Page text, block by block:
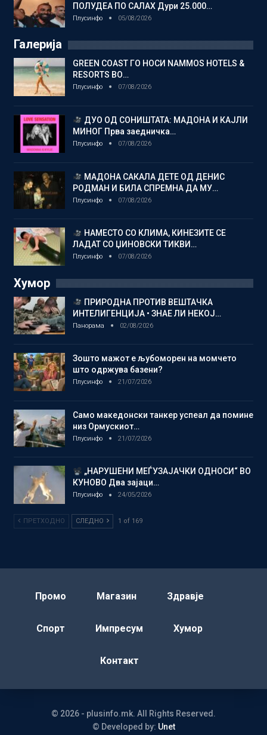
ПОЛУДЕА ПО САЛАХ Дури 25.000…
Плусинфо 05/08/2026
Галерија
GREEN COAST ГО НОСИ NAMMOS HOTELS &
RESORTS ВО…
Плусинфо 07/08/2026
ДУО ОД СОНИШТАТА: МАДОНА И КАЈЛИ
МИНОГ Прва заедничка…
Плусинфо 07/08/2026
МАДОНА САКАЛА ДЕТЕ ОД ДЕНИС
РОДМАН И БИЛА СПРЕМНА ДА МУ…
Плусинфо 07/08/2026
НАМЕСТО СО КЛИМА, КИНЕЗИТЕ СЕ
ЛАДАТ СО ЏИНОВСКИ ТИКВИ…
Плусинфо 07/08/2026
Хумор
ПРИРОДНА ПРОТИВ ВЕШТАЧКА
ИНТЕЛИГЕНЦИЈА • ЗНАЕ ЛИ НЕКОЈ…
Панорама 02/08/2026
Зошто мажот е љубоморен на момчето
што одржува базени?
Плусинфо 21/07/2026
Само македонски танкер успеал да помине
низ Ормускиот…
Плусинфо 21/07/2026
„НАРУШЕНИ МЕЃУЗАЈАЧКИ ОДНОСИ“ ВО
КУНОВО Два зајаци…
Плусинфо 24/05/2026
ПРЕТХОДНО СЛЕДНО 1 of 169
Промо Магазин Здравје
Спорт Импресум Хумор
Контакт
© 2026 - plusinfo.mk. All Rights Reserved.
© Developed by: Unet